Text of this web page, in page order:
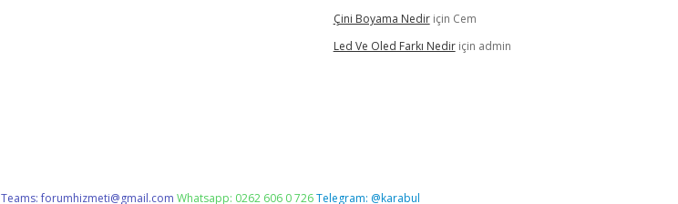
Çini Boyama Nediriçin Cem
Led Ve Oled Farkı Nediriçin admin
Teams:forumhizmeti@gmail.com Whatsapp: 0262 606 0 726Telegram: @karabul